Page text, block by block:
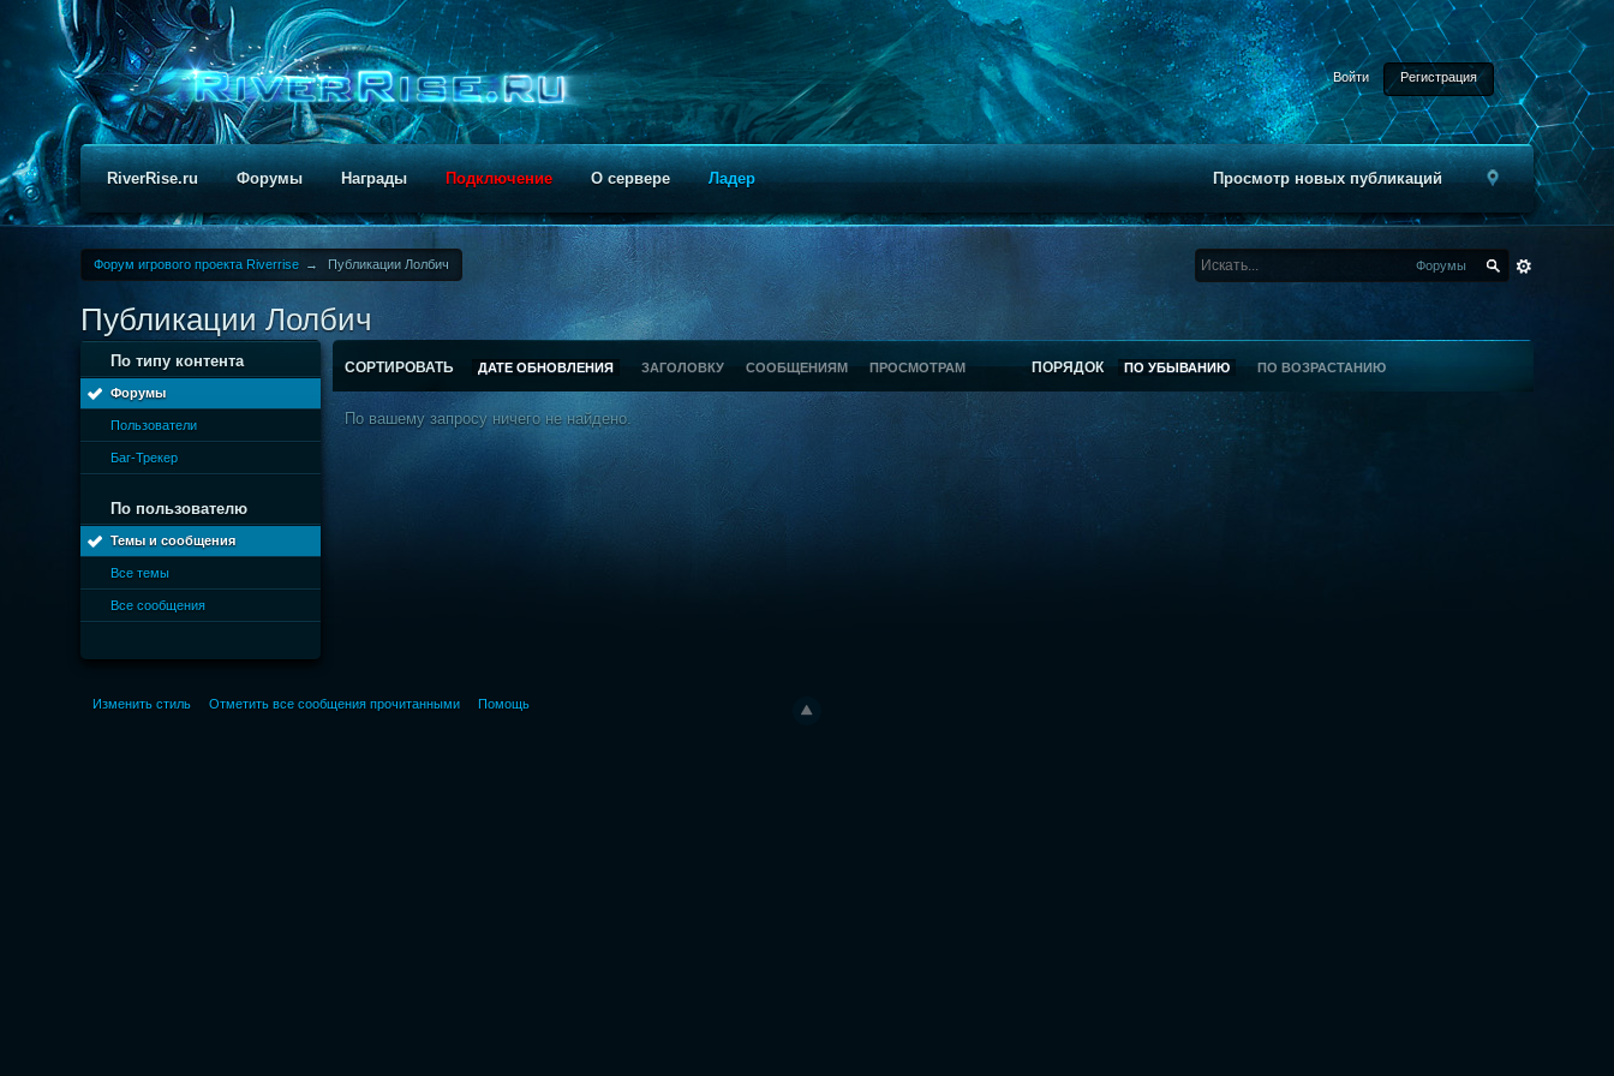
Войти Регистрация
Просмотр новых публикаций
RiverRise.ru Форумы Награды Подключение О сервере Ладер
Форум игрового проекта Riverrise → Публикации Лолбич Форумы
Публикации Лолбич
По типу контента
Форумы
Пользователи
Баг-Трекер
По пользователю
Темы и сообщения
Все темы
Все сообщения
СОРТИРОВАТЬ ДАТЕ ОБНОВЛЕНИЯ ЗАГОЛОВКУ СООБЩЕНИЯМ ПРОСМОТРАМ ПОРЯДОК ПО УБЫВАНИЮ ПО ВОЗРАСТАНИЮ
По вашему запросу ничего не найдено.
Изменить стиль Отметить все сообщения прочитанными Помощь